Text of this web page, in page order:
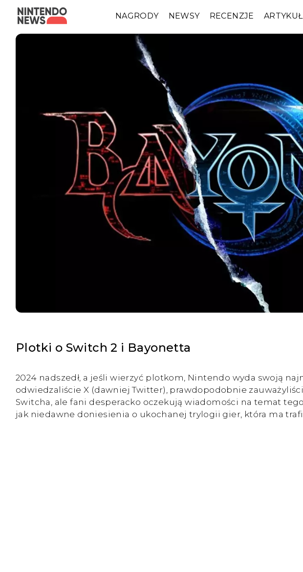
NAGRODY NEWSY RECENZJE
Plotki o Switch 2 i Bayonetta
2024 nadszedł, a jeśli wierzyć plotkom, Nintendo wyda swoją
odwiedzaliście X (dawniej Twitter), prawdopodobnie
Switcha, ale fani desperacko oczekują wiadomości na temat
jak niedawne doniesienia o ukochanej trylogii gier, która ma